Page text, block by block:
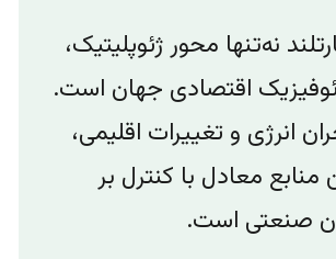
نه‌تنها محور ژئوپلیتیک،
اقتصادی جهان است.
انرژی و تغییرات اقلیمی،
منابع معادل با کنترل بر
صنعتی است.